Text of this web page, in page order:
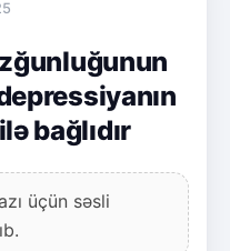
bağlıdır
üçün səsli